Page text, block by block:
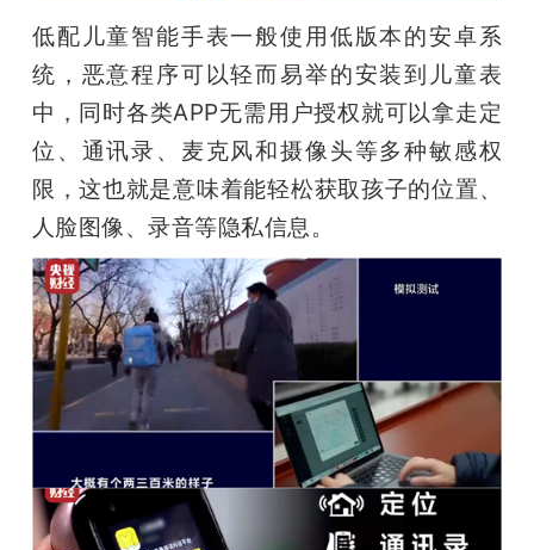
低配儿童智能手表一般使用低版本的安卓系
统，恶意程序可以轻而易举的安装到儿童表
中，同时各类APP无需用户授权就可以拿走定
位、通讯录、麦克风和摄像头等多种敏感权
限，这也就是意味着能轻松获取孩子的位置、
人脸图像、录音等隐私信息。